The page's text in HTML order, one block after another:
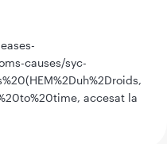
causes/syc-
accesat la